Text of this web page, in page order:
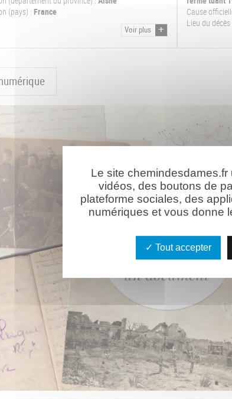
(pays) : France
Voir plus
Cause
Lieu du
Le site
vidéos, des boutons de
plateforme sociales, des
numériques et vous donne
Tout accepter